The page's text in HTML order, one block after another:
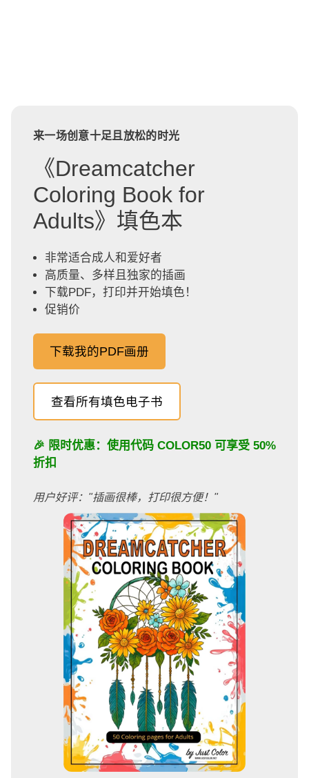
来一场创意十足且放松的时光
《Dreamcatcher
Coloring Book for
Adults》填色本
非常适合成人和爱好者
高质量、多样且独家的插画
下载PDF，打印并开始填色！
促销价
下载我的PDF画册
查看所有填色电子书
🎉 限时优惠：使用代码 COLOR50 可享受 50%
折扣
用户好评："插画很棒，打印很方便！"